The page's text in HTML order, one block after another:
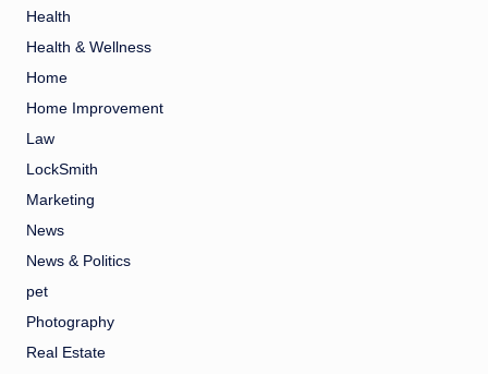
Health
Health & Wellness
Home
Home Improvement
Law
LockSmith
Marketing
News
News & Politics
pet
Photography
Real Estate